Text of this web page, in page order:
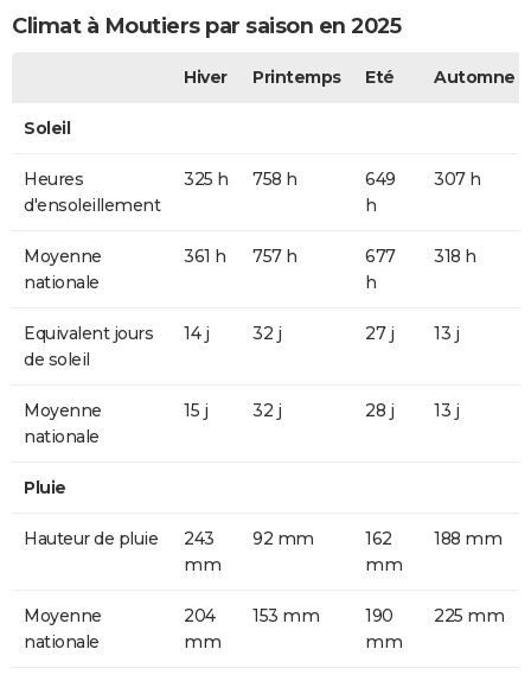
Climat à Moutiers par saison en 2025
Hiver Printemps Eté Automne
Soleil
Heures
d'ensoleillement
325 h 758 h
649
h
307 h
Moyenne
nationale
361 h 757 h
677
h
318 h
Equivalent jours
de soleil
14 j 32 j 27 j 13 j
Moyenne
nationale
15 j 32 j 28 j 13 j
Pluie
Hauteur de pluie
243
mm
92 mm
162
mm
188 mm
Moyenne
nationale
204
mm
153 mm
190
mm
225 mm